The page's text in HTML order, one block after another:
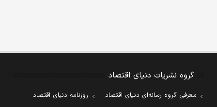
گروه نشریات دنیای اقتصاد
معرفی گروه رسانه‌ای دنیای اقتصاد
روزنامه دنیای اقتصاد